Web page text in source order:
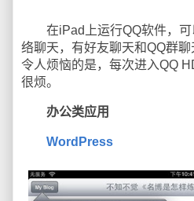
在iPad上运行QQ软件，可
络聊天，有好友聊天和QQ群
令人烦恼的是，每次进入QQ
很烦。
办公类应用
WordPress